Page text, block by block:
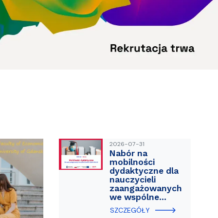
2026-07-31
Nabór na
mobilności
dydaktyczne dla
nauczycieli
zaangażowanych
we wspólne…
SZCZEGÓŁY